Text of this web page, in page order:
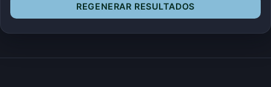
REGENERAR RESULTADOS